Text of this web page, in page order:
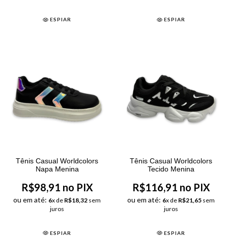
ESPIAR ESPIAR
Tênis Casual Worldcolors
Napa Menina
R$98,91 no PIX
ou em até: 6x de R$18,32 sem
juros
ESPIAR
Tênis Casual Worldcolors
Tecido Menina
R$116,91 no PIX
ou em até: 6x de R$21,65 sem
juros
ESPIAR